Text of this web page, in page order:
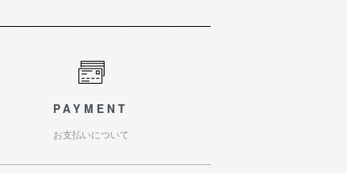
PAYMENT
お支払いについて